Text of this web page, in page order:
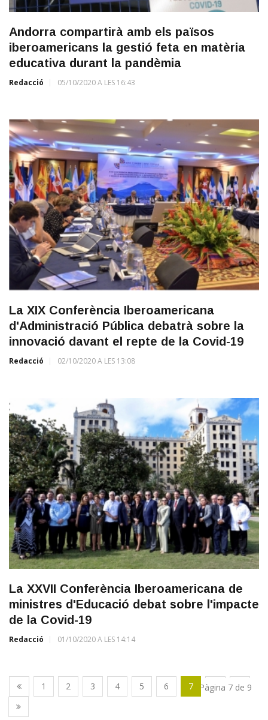
Andorra compartirà amb els països
iberoamericans la gestió feta en matèria
educativa durant la pandèmia
Redacció 05/10/2020 A LES 16:43
La XIX Conferència Iberoamericana
d'Administració Pública debatrà sobre la
innovació davant el repte de la Covid-19
Redacció 02/10/2020 A LES 13:08
La XXVII Conferència Iberoamericana de
ministres d'Educació debat sobre l'impacte
de la Covid-19
Redacció 01/10/2020 A LES 14:14
1 2 3 4 5 6 7 8 9
Pàgina 7 de 9